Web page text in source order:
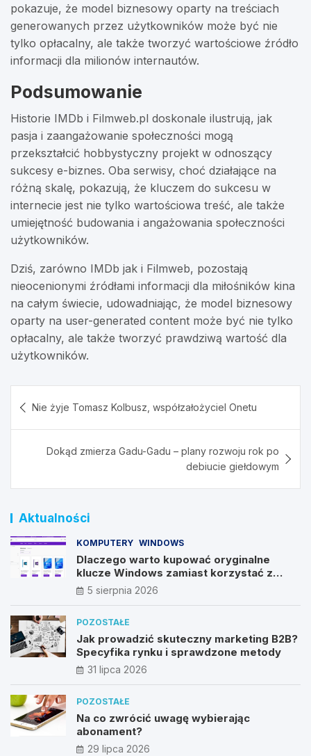
pokazuje, że model biznesowy oparty na treściach
generowanych przez użytkowników może być nie
tylko opłacalny, ale także tworzyć wartościowe źródło
informacji dla milionów internautów.
Podsumowanie
Historie IMDb i Filmweb.pl doskonale ilustrują, jak
pasja i zaangażowanie społeczności mogą
przekształcić hobbystyczny projekt w odnoszący
sukcesy e-biznes. Oba serwisy, choć działające na
różną skalę, pokazują, że kluczem do sukcesu w
internecie jest nie tylko wartościowa treść, ale także
umiejętność budowania i angażowania społeczności
użytkowników.
Dziś, zarówno IMDb jak i Filmweb, pozostają
nieocenionymi źródłami informacji dla miłośników kina
na całym świecie, udowadniając, że model biznesowy
oparty na user-generated content może być nie tylko
opłacalny, ale także tworzyć prawdziwą wartość dla
użytkowników.
wpisu
Nie żyje Tomasz Kolbusz, współzałożyciel Onetu
Dokąd zmierza Gadu-Gadu – plany rozwoju rok po
debiucie giełdowym
Aktualności
KOMPUTERY WINDOWS
Dlaczego warto kupować oryginalne
klucze Windows zamiast korzystać z
nieautoryzowanych źródeł?
5 sierpnia 2026
POZOSTAŁE
Jak prowadzić skuteczny marketing B2B?
Specyfika rynku i sprawdzone metody
31 lipca 2026
POZOSTAŁE
Na co zwrócić uwagę wybierając
abonament?
29 lipca 2026